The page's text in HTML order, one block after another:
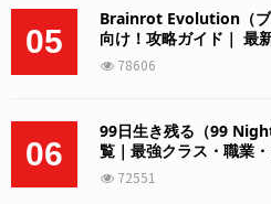
05
Brainrot Evolution（ブ
向け！攻略ガイド｜ 最
78606
06
99日生き残る（99
覧｜最強クラス・職業
72551